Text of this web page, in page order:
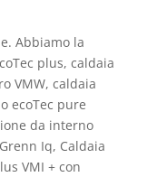
Abbiamo la
plus, caldaia
VMW, caldaia
ecoTec pure
da interno
Iq, Caldaia
VMI + con